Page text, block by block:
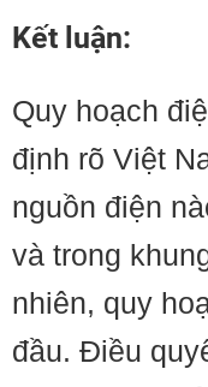
Kết luận:
Quy hoạch
định rõ Việt
nguồn điện
và trong
nhiên, quy
đầu. Điều